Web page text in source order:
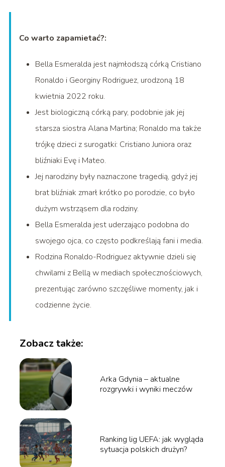
Co warto zapamietać?:
Bella Esmeralda jest najmłodszą córką Cristiano
Ronaldo i Georginy Rodriguez, urodzoną 18
kwietnia 2022 roku.
Jest biologiczną córką pary, podobnie jak jej
starsza siostra Alana Martina; Ronaldo ma także
trójkę dzieci z surogatki: Cristiano Juniora oraz
bliźniaki Evę i Mateo.
Jej narodziny były naznaczone tragedią, gdyż jej
brat bliźniak zmarł krótko po porodzie, co było
dużym wstrząsem dla rodziny.
Bella Esmeralda jest uderzająco podobna do
swojego ojca, co często podkreślają fani i media.
Rodzina Ronaldo-Rodriguez aktywnie dzieli się
chwilami z Bellą w mediach społecznościowych,
prezentując zarówno szczęśliwe momenty, jak i
codzienne życie.
Zobacz także:
Arka Gdynia – aktualne
rozgrywki i wyniki meczów
Ranking lig UEFA: jak wygląda
sytuacja polskich drużyn?